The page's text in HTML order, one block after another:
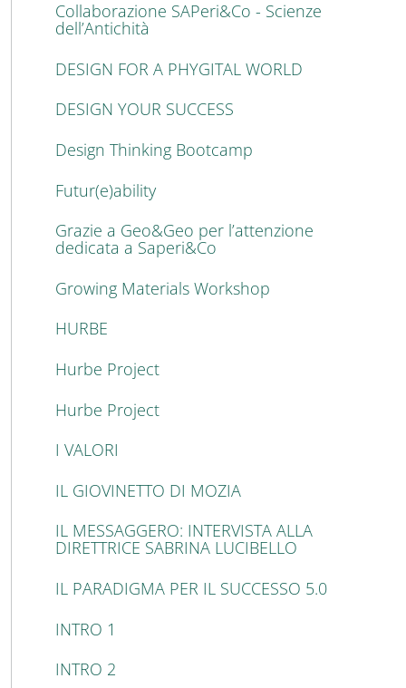
Collaborazione SAPeri&Co - Scienze
dell’Antichità
DESIGN FOR A PHYGITAL WORLD
DESIGN YOUR SUCCESS
Design Thinking Bootcamp
Futur(e)ability
Grazie a Geo&Geo per l’attenzione
dedicata a Saperi&Co
Growing Materials Workshop
HURBE
Hurbe Project
Hurbe Project
I VALORI
IL GIOVINETTO DI MOZIA
IL MESSAGGERO: INTERVISTA ALLA
DIRETTRICE SABRINA LUCIBELLO
IL PARADIGMA PER IL SUCCESSO 5.0
INTRO 1
INTRO 2